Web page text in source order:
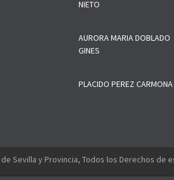
NIETO
AURORA MARIA DOBLADO
GINES
PLACIDO PEREZ CARMONA
Sevilla y Provincia, Todos los Derechos